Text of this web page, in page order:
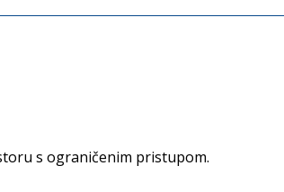
s ograničenim pristupom.